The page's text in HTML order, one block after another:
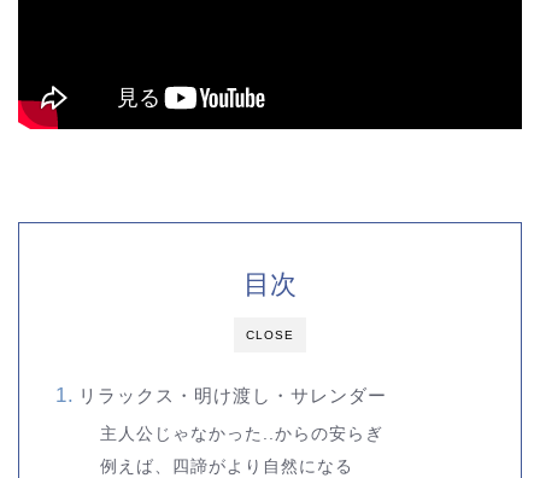
CLOSE
目次
リラックス・明け渡し・サレンダー
主人公じゃなかった..からの安らぎ
例えば、四諦がより自然になる